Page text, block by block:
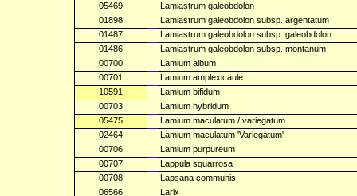
05469
Lamiastrum galeobdolon
01898
Lamiastrum galeobdolon subsp. argentatum
01487
Lamiastrum galeobdolon subsp. galeobdolon
01486
Lamiastrum galeobdolon subsp. montanum
00700
Lamium album
00701
Lamium amplexicaule
10591
Lamium bifidum
00703
Lamium hybridum
05475
Lamium maculatum / variegatum
02464
Lamium maculatum 'Variegatum'
00706
Lamium purpureum
00707
Lappula squarrosa
00708
Lapsana communis
06566
Larix